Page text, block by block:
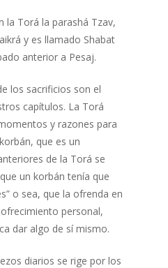
la Torá la parashá Tzav,
y es llamado Shabat
anterior a Pesaj.
los sacrificios son el
capítulos. La Torá
y razones para
que es un
de la Torá se
un korbán tenía que
o sea, que la ofrenda en
personal,
dar algo de sí mismo.
diarios se rige por los